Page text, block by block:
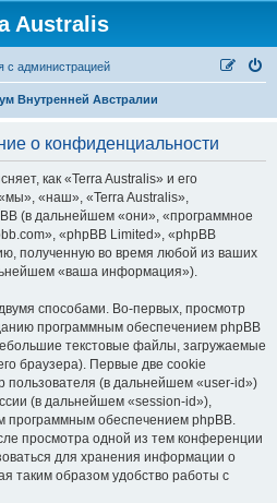
Australis
с администрацией
Внутренней Австралии
о конфиденциальности
как «Terra Australis» и его
«наш», «Terra Australis»,
(в дальнейшем «они», «программное
«phpBB Limited», «phpBB
полученную во время любой из ваших
«ваша информация»).
способами. Во-первых, просмотр
программным обеспечением phpBB
текстовые файлы, загружаемые
браузера). Первые две cookie
пользователя (в дальнейшем «user-id»)
(в дальнейшем «session-id»),
программным обеспечением phpBB.
просмотра одной из тем конференции
для хранения информации о
таким образом удобство работы с